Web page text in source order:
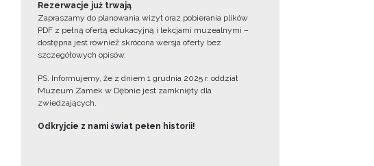
Rezerwacje już trwają
Zapraszamy do planowania wizyt oraz pobierania plików
PDF z pełną ofertą edukacyjną i lekcjami muzealnymi –
dostępna jest również skrócona wersja oferty bez
szczegółowych opisów.
PS. Informujemy, że z dniem 1 grudnia 2025 r. oddział
Muzeum Zamek w Dębnie jest zamknięty dla
zwiedzających.
Odkryjcie z nami świat pełen historii!